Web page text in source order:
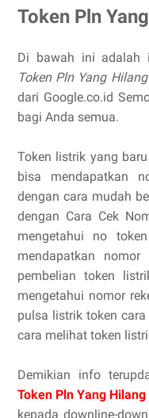
Token Pln
Di bawah ini adalah
Token Pln Yang Hilang
dari Google.co.id
bagi Anda semua.
Token listrik yang
bisa mendapatkan
dengan cara mudah
dengan Cara Cek
mengetahui no
mendapatkan
pembelian token
mengetahui nomor
pulsa listrik token
cara melihat token
Demikian info
Token Pln Yang Hilang
kepada downline-